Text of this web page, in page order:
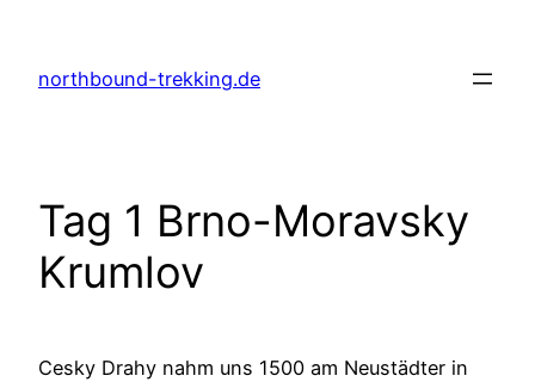
springen
northbound-trekking.de
Tag 1 Brno-Moravsky
Krumlov
Cesky Drahy nahm uns 1500 am Neustädter in